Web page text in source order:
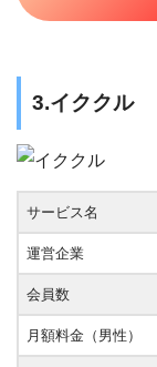
3.イククル
サービス名
運営企業
会員数
月額料金（男性）